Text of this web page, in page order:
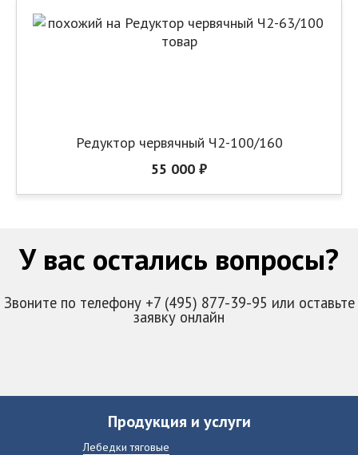
Редуктор червячный Ч2-100/160
55 000 ₽
У вас остались вопросы?
Звоните по телефону +7 (495) 877-39-95 или оставьте
заявку онлайн
Продукция и услуги
Лебедки тяговые